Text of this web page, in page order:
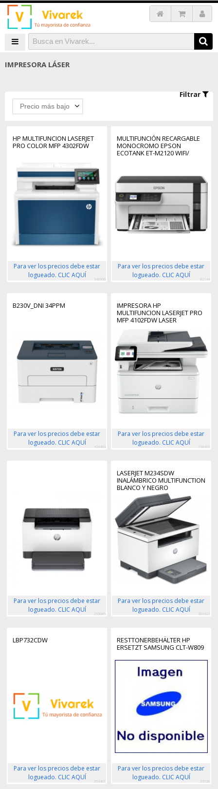
IMPRESORA LÁSER
Filtrar
Precio más bajo
HP MULTIFUNCION LASERJET
PRO COLOR MFP 4302FDW
Para ver los precios debe estar
logueado. CLIC AQUÍ
346600
MULTIFUNCIÓN RECARGABLE
MONOCROMO EPSON
ECOTANK ET-M2120 WIFI/
Para ver los precios debe estar
logueado. CLIC AQUÍ
82144
B230V_DNI 34PPM
Para ver los precios debe estar
logueado. CLIC AQUÍ
109493
IMPRESORA HP
MULTIFUNCION LASERJET PRO
MFP 4102FDW LASER
Para ver los precios debe estar
logueado. CLIC AQUÍ
158465
Para ver los precios debe estar
logueado. CLIC AQUÍ
255085
LASERJET M234SDW
INALÁMBRICO MULTIFUNCTION
BLANCO Y NEGRO
IMPRESORA,
FOTOCOPIADORA, ESCÁNER
DÚPLEX
Para ver los precios debe estar
logueado. CLIC AQUÍ
301621
LBP732CDW
Para ver los precios debe estar
logueado. CLIC AQUÍ
353401
RESTTONERBEHÄLTER HP
ERSETZT SAMSUNG CLT-W809
Para ver los precios debe estar
logueado. CLIC AQUÍ
23528